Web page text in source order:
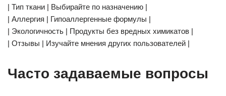
| Тип ткани | Выбирайте по назначению |
| Аллергия | Гипоаллергенные формулы |
| Экологичность | Продукты без вредных химикатов |
| Отзывы | Изучайте мнения других пользователей |
Часто задаваемые вопросы